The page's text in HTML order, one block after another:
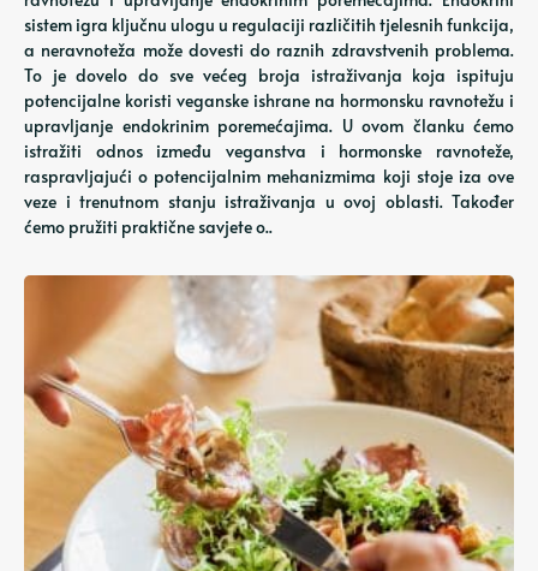
sistem igra ključnu ulogu u regulaciji različitih tjelesnih funkcija,
a neravnoteža može dovesti do raznih zdravstvenih problema.
To je dovelo do sve većeg broja istraživanja koja ispituju
potencijalne koristi veganske ishrane na hormonsku ravnotežu i
upravljanje endokrinim poremećajima. U ovom članku ćemo
istražiti odnos između veganstva i hormonske ravnoteže,
raspravljajući o potencijalnim mehanizmima koji stoje iza ove
veze i trenutnom stanju istraživanja u ovoj oblasti. Također
ćemo pružiti praktične savjete o..